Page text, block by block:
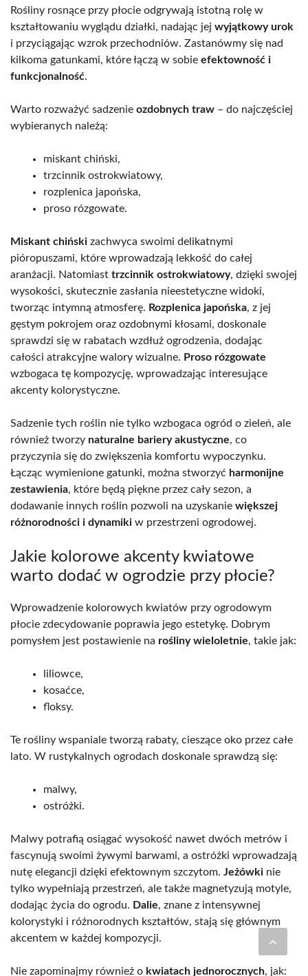
Rośliny rosnące przy płocie odgrywają istotną rolę w
kształtowaniu wyglądu działki, nadając jej wyjątkowy urok
i przyciągając wzrok przechodniów. Zastanówmy się nad
kilkoma gatunkami, które łączą w sobie efektowność i
funkcjonalność.
Warto rozważyć sadzenie ozdobnych traw – do najczęściej
wybieranych należą:
miskant chiński,
trzcinnik ostrokwiatowy,
rozplenica japońska,
proso rózgowate.
Miskant chiński zachwyca swoimi delikatnymi
pióropuszami, które wprowadzają lekkość do całej
aranżacji. Natomiast trzcinnik ostrokwiatowy, dzięki swojej
wysokości, skutecznie zasłania nieestetyczne widoki,
tworząc intymną atmosferę. Rozplenica japońska, z jej
gęstym pokrojem oraz ozdobnymi kłosami, doskonale
sprawdzi się w rabatach wzdłuż ogrodzenia, dodając
całości atrakcyjne walory wizualne. Proso rózgowate
wzbogaca tę kompozycję, wprowadzając interesujące
akcenty kolorystyczne.
Sadzenie tych roślin nie tylko wzbogaca ogród o zieleń, ale
również tworzy naturalne bariery akustyczne, co
przyczynia się do zwiększenia komfortu wypoczynku.
Łącząc wymienione gatunki, można stworzyć harmonijne
zestawienia, które będą piękne przez cały sezon, a
dodawanie innych roślin pozwoli na uzyskanie większej
różnorodności i dynamiki w przestrzeni ogrodowej.
Jakie kolorowe akcenty kwiatowe
warto dodać w ogrodzie przy płocie?
Wprowadzenie kolorowych kwiatów przy ogrodowym
płocie zdecydowanie poprawia jego estetykę. Dobrym
pomysłem jest postawienie na rośliny wieloletnie, takie jak:
liliowce,
kosaćce,
floksy.
Te rośliny wspaniale tworzą rabaty, cieszące oko przez całe
lato. W rustykalnych ogrodach doskonale sprawdzą się:
malwy,
ostróżki.
Malwy potrafią osiągać wysokość nawet dwóch metrów i
fascynują swoimi żywymi barwami, a ostróżki wprowadzają
nutę elegancji dzięki efektownym szczytom. Jeżówki nie
tylko wypełniają przestrzeń, ale także magnetyzują motyle,
dodając życia do ogrodu. Dalie, znane z intensywnej
kolorystyki i różnorodnych kształtów, stają się głównym
akcentem w każdej kompozycji.
Nie zapominajmy również o kwiatach jednorocznych, jak: